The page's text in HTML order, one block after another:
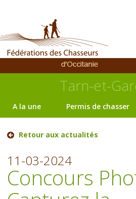
Tarn-et-
A la une Permis de chasser
Retour aux actualités
11-03-2024
Concours